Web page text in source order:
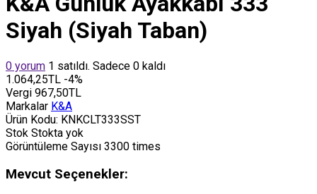
Siyah (Siyah Taban)
0 yorum 1 satıldı. Sadece 0 kaldı
1.064,25TL -4%
Vergi 967,50TL
Markalar K&A
Ürün Kodu: KNKCLT333SST
Stok Stokta yok
Görüntüleme Sayısı 3300 times
Mevcut Seçenekler: